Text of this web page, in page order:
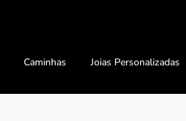
Caminhas Joias Personalizadas